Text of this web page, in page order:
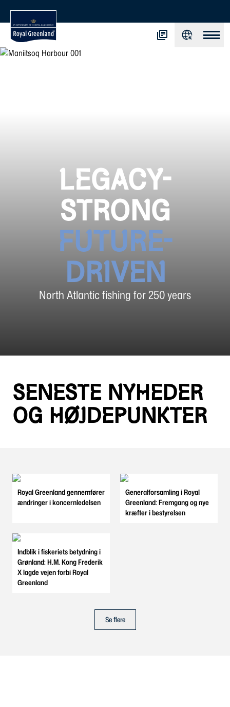
LEGACY-
STRONG
FUTURE-
DRIVEN
North Atlantic fishing for 250 years
SENESTE NYHEDER
OG HØJDEPUNKTER
Royal Greenland gennemfører
ændringer i koncernledelsen
Generalforsamling i Royal
Greenland: Fremgang og nye
kræfter i bestyrelsen
Indblik i fiskeriets betydning i
Grønland: H.M. Kong Frederik
X lagde vejen forbi Royal
Greenland
Se flere